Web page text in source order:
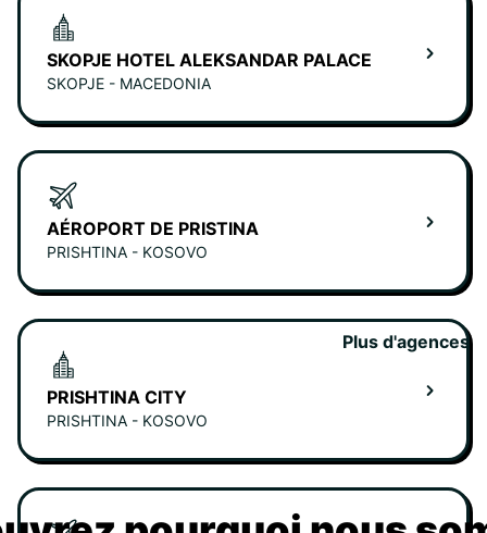
SKOPJE HOTEL ALEKSANDAR PALACE
SKOPJE - MACEDONIA
AÉROPORT DE PRISTINA
PRISHTINA - KOSOVO
PRISHTINA CITY
PRISHTINA - KOSOVO
Plus d'agences